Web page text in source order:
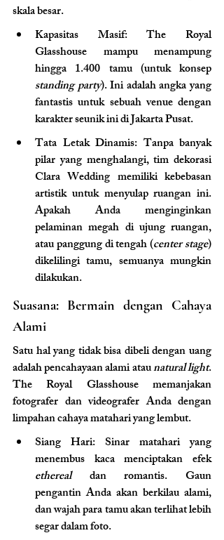
skala besar.
Kapasitas Masif: The Royal
Glasshouse mampu menampung
standing party). Ini adalah angka yang
fantastis untuk sebuah venue dengan
karakter seunik ini di Jakarta Pusat.
Tata Letak Dinamis: Tanpa banyak
pilar yang menghalangi, tim dekorasi
Clara Wedding memiliki kebebasan
artistik untuk menyulap ruangan ini.
Apakah Anda menginginkan
pelaminan megah di ujung ruangan,
atau panggung di tengah (center stage)
dikelilingi tamu, semuanya mungkin
dilakukan.
Suasana: Bermain dengan Cahaya
Alami
Satu hal yang tidak bisa dibeli dengan uang
adalah pencahayaan alami atau natural light.
The Royal Glasshouse memanjakan
fotografer dan videografer Anda dengan
limpahan cahaya matahari yang lembut.
Siang Hari: Sinar matahari yang
menembus kaca menciptakan efek
ethereal dan romantis. Gaun
pengantin Anda akan berkilau alami,
dan wajah para tamu akan terlihat lebih
segar dalam foto.